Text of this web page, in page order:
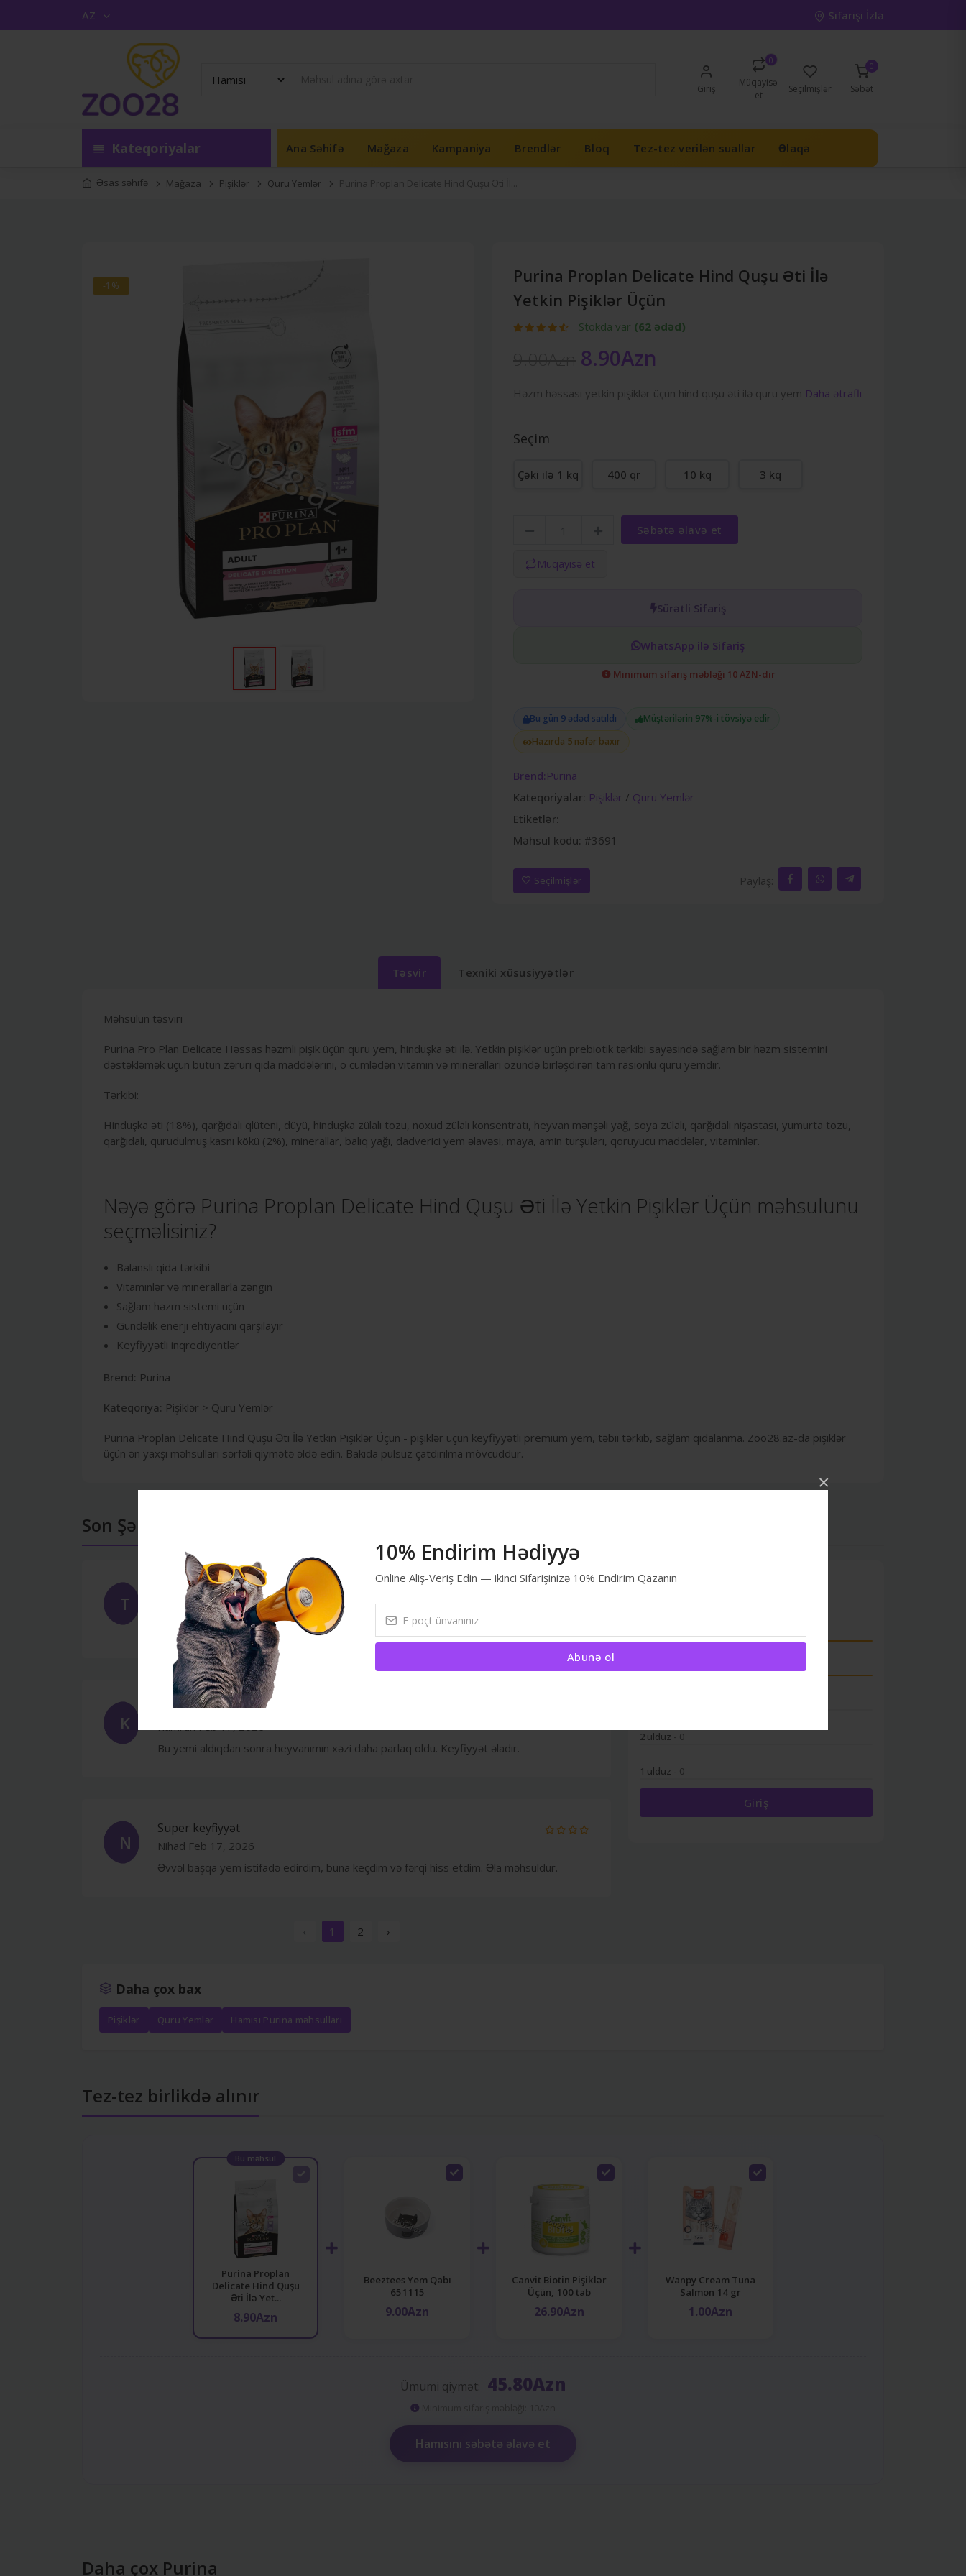
10% Endirim Hədiyyə
Online Aliş-Veriş Edin — ikinci Sifarişinizə 10% Endirim Qazanın
Abunə ol
×
AZ Sifarişi İzlə
Giriş
0
Müqayisə
et
Seçilmişlər
0
Səbət
Kateqoriyalar Ana Səhifə Mağaza Kampaniya Brendlər Bloq Tez-tez verilən suallar Əlaqə
Əsas səhifə Mağaza Pişiklər Quru Yemlər Purina Proplan Delicate Hind Quşu Əti İl...
-1%
Purina Proplan Delicate Hind Quşu Əti İlə
Yetkin Pişiklər Üçün
Stokda var (62 ədəd)
8.90Azn
Həzm həssası yetkin pişiklər üçün hind quşu əti ilə quru yem Daha ətraflı
Seçim
Çəki ilə 1 kq 400 qr 10 kq 3 kq
Səbətə əlavə et
Müqayisə et
Sürətli Sifariş
WhatsApp ilə Sifariş
Minimum sifariş məbləği 10 AZN-dir
Bu gün 9 ədəd satıldı
Müştərilərin 97%-i tövsiyə edir
Hazırda 5 nəfər baxır
Brend: Purina
Kateqoriyalar: Pişiklər / Quru Yemlər
Etiketlər:
Məhsul kodu: #3691
Seçilmişlər Paylaş:
Təsvir Texniki xüsusiyyətlər
Məhsulun təsviri
Purina Pro Plan Delicate Həssas həzmli pişik üçün quru yem, hinduşka əti ilə. Yetkin pişiklər üçün prebiotik tərkibi sayəsində sağlam bir həzm sistemini
dəstəkləmək üçün bütün zəruri qida maddələrini, o cümlədən vitamin və mineralları özündə birləşdirən tam rasionlu quru yemdir.
Tərkibi:
Hinduşka əti (18%), qarğıdalı qlüteni, düyü, hinduşka zülalı tozu, noxud zülalı konsentratı, heyvan mənşəli yağ, soya zülalı, qarğıdalı nişastası, yumurta tozu,
qarğıdalı, qurudulmuş kasnı kökü (2%), minerallar, balıq yağı, dadverici yem əlavəsi, maya, amin turşuları, qoruyucu maddələr, vitaminlər.
Nəyə görə Purina Proplan Delicate Hind Quşu Əti İlə Yetkin Pişiklər Üçün məhsulunu
seçməlisiniz?
Balanslı qida tərkibi
Vitaminlər və minerallarla zəngin
Sağlam həzm sistemi üçün
Gündəlik enerji ehtiyacını qarşılayır
Keyfiyyətli inqrediyentlər
Brend: Purina
Kateqoriya: Pişiklər > Quru Yemlər
Purina Proplan Delicate Hind Quşu Əti İlə Yetkin Pişiklər Üçün - pişiklər üçün keyfiyyətli premium yem, təbii tərkib, sağlam qidalanma. Zoo28.az-da pişiklər
üçün ən yaxşı məhsulları sərfəli qiymətə əldə edin. Bakıda pulsuz çatdırılma mövcuddur.
Son Şərhlər
T
Tövsiyə edirəm
Türkan Feb 17, 2026
Baytarımın tövsiyəsi ilə aldım, çox faydalı oldu. Heyvanım çox sevdi.
K
Məmnunam
Kamran Feb 17, 2026
Bu yemi aldıqdan sonra heyvanımın xəzi daha parlaq oldu. Keyfiyyət əladır.
N
Super keyfiyyət
Nihad Feb 17, 2026
Əvvəl başqa yem istifadə edirdim, buna keçdim və fərqi hiss etdim. Əla məhsuldur.
‹ 1 2 ›
4.6
5 ulduz- 3
2 ulduz - 0
1 ulduz - 0
Giriş
Daha çox bax
Pişiklər Quru Yemlər Hamısı Purina məhsulları
Tez-tez birlikdə alınır
Bu məhsul
Purina Proplan
Delicate Hind Quşu
Əti İlə Yet...
8.90Azn
Beeztees Yem Qabı
651115
9.00Azn
Canvit Biotin Pişiklər
Üçün, 100 tab
26.90Azn
Wanpy Cream Tuna
Salmon 14 gr
1.00Azn
Ümumi qiymət: 45.80Azn
Hamısını səbətə əlavə et
Daha çox Purina